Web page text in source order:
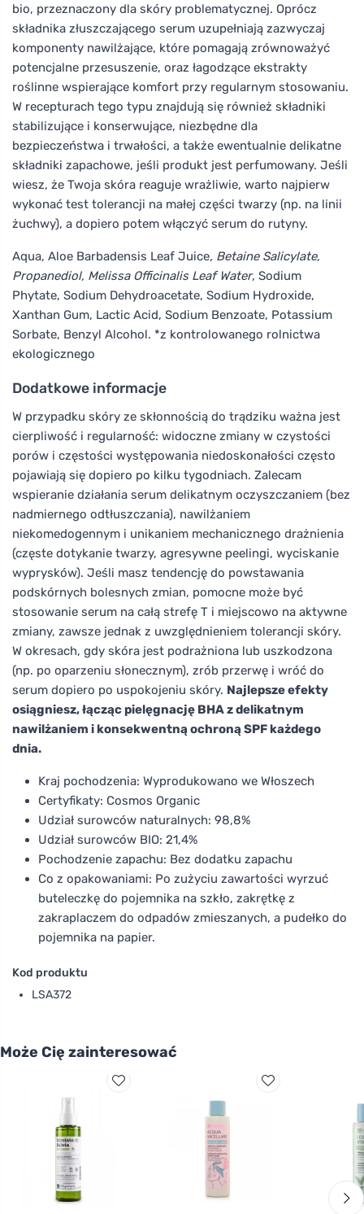
bio, przeznaczony dla skóry problematycznej. Oprócz
składnika złuszczającego serum uzupełniają zazwyczaj
komponenty nawilżające, które pomagają zrównoważyć
potencjalne przesuszenie, oraz łagodzące ekstrakty
roślinne wspierające komfort przy regularnym stosowaniu.
W recepturach tego typu znajdują się również składniki
stabilizujące i konserwujące, niezbędne dla
bezpieczeństwa i trwałości, a także ewentualnie delikatne
składniki zapachowe, jeśli produkt jest perfumowany. Jeśli
wiesz, że Twoja skóra reaguje wrażliwie, warto najpierw
wykonać test tolerancji na małej części twarzy (np. na linii
żuchwy), a dopiero potem włączyć serum do rutyny.
Aqua, Aloe Barbadensis Leaf Juice, Betaine Salicylate,
Propanediol, Melissa Officinalis Leaf Water, Sodium
Phytate, Sodium Dehydroacetate, Sodium Hydroxide,
Xanthan Gum, Lactic Acid, Sodium Benzoate, Potassium
Sorbate, Benzyl Alcohol. *z kontrolowanego rolnictwa
ekologicznego
Dodatkowe informacje
W przypadku skóry ze skłonnością do trądziku ważna jest
cierpliwość i regularność: widoczne zmiany w czystości
porów i częstości występowania niedoskonałości często
pojawiają się dopiero po kilku tygodniach. Zalecam
wspieranie działania serum delikatnym oczyszczaniem (bez
nadmiernego odtłuszczania), nawilżaniem
niekomedogennym i unikaniem mechanicznego drażnienia
(częste dotykanie twarzy, agresywne peelingi, wyciskanie
wyprysków). Jeśli masz tendencję do powstawania
podskórnych bolesnych zmian, pomocne może być
stosowanie serum na całą strefę T i miejscowo na aktywne
zmiany, zawsze jednak z uwzględnieniem tolerancji skóry.
W okresach, gdy skóra jest podrażniona lub uszkodzona
(np. po oparzeniu słonecznym), zrób przerwę i wróć do
serum dopiero po uspokojeniu skóry. Najlepsze efekty
osiągniesz, łącząc pielęgnację BHA z delikatnym
nawilżaniem i konsekwentną ochroną SPF każdego
dnia.
Kraj pochodzenia: Wyprodukowano we Włoszech
Certyfikaty: Cosmos Organic
Udział surowców naturalnych: 98,8%
Udział surowców BIO: 21,4%
Pochodzenie zapachu: Bez dodatku zapachu
Co z opakowaniami: Po zużyciu zawartości wyrzuć
buteleczkę do pojemnika na szkło, zakrętkę z
zakraplaczem do odpadów zmieszanych, a pudełko do
pojemnika na papier.
Kod produktu
LSA372
Może Cię zainteresować